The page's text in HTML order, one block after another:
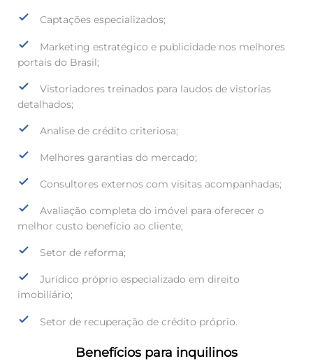
Captações especializados;
Marketing estratégico e publicidade nos melhores
portais do Brasil;
Vistoriadores treinados para laudos de vistorias
detalhados;
Analise de crédito criteriosa;
Melhores garantias do mercado;
Consultores externos com visitas acompanhadas;
Avaliação completa do imóvel para oferecer o
melhor custo benefício ao cliente;
Setor de reforma;
Jurídico próprio especializado em direito
imobiliário;
Setor de recuperação de crédito próprio.
Benefícios para inquilinos